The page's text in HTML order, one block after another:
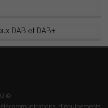
DAB et DAB+
©
d'équipements